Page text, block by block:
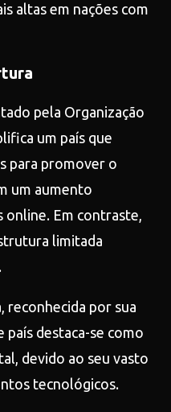
altas em nações com
pela Organização
um país que
para promover o
um aumento
online. Em contraste,
limitada
reconhecida por sua
país destaca-se como
devido ao seu vasto
tecnológicos.